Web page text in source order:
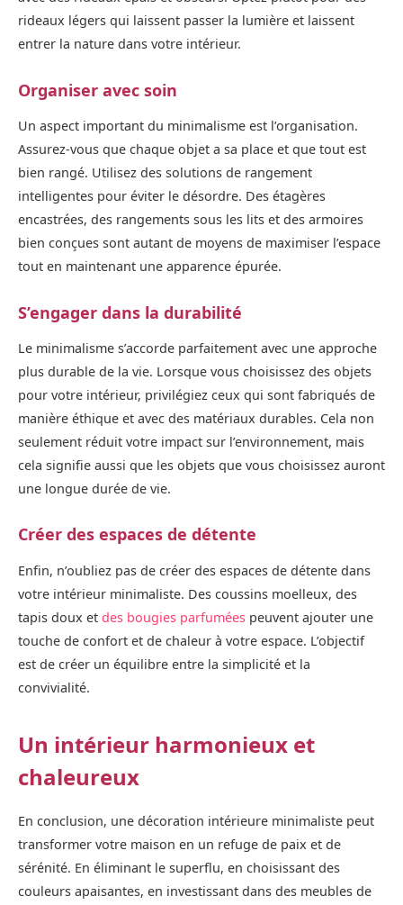
rideaux légers qui laissent passer la lumière et laissent
entrer la nature dans votre intérieur.
Organiser avec soin
Un aspect important du minimalisme est l’organisation.
Assurez-vous que chaque objet a sa place et que tout est
bien rangé. Utilisez des solutions de rangement
intelligentes pour éviter le désordre. Des étagères
encastrées, des rangements sous les lits et des armoires
bien conçues sont autant de moyens de maximiser l’espace
tout en maintenant une apparence épurée.
S’engager dans la durabilité
Le minimalisme s’accorde parfaitement avec une approche
plus durable de la vie. Lorsque vous choisissez des objets
pour votre intérieur, privilégiez ceux qui sont fabriqués de
manière éthique et avec des matériaux durables. Cela non
seulement réduit votre impact sur l’environnement, mais
cela signifie aussi que les objets que vous choisissez auront
une longue durée de vie.
Créer des espaces de détente
Enfin, n’oubliez pas de créer des espaces de détente dans
votre intérieur minimaliste. Des coussins moelleux, des
tapis doux et des bougies parfumées peuvent ajouter une
touche de confort et de chaleur à votre espace. L’objectif
est de créer un équilibre entre la simplicité et la
convivialité.
Un intérieur harmonieux et
chaleureux
En conclusion, une décoration intérieure minimaliste peut
transformer votre maison en un refuge de paix et de
sérénité. En éliminant le superflu, en choisissant des
couleurs apaisantes, en investissant dans des meubles de